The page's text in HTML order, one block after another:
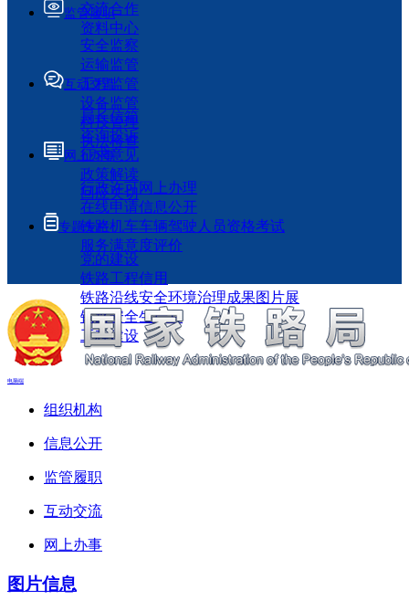
交流合作
资料中心
监管履职
安全监察
运输监管
工程监管
设备监管
科技管理
执法检查
互动交流
局长信箱
咨询投诉
征求意见
政策解读
回应关切
网上办事
行政许可网上办理
在线申请信息公开
铁路机车车辆驾驶人员资格考试
服务满意度评价
专题专栏
党的建设
铁路工程信用
铁路沿线安全环境治理成果图片展
铁路安全生产月
工程建设
电脑端
组织机构
信息公开
监管履职
互动交流
网上办事
图片信息